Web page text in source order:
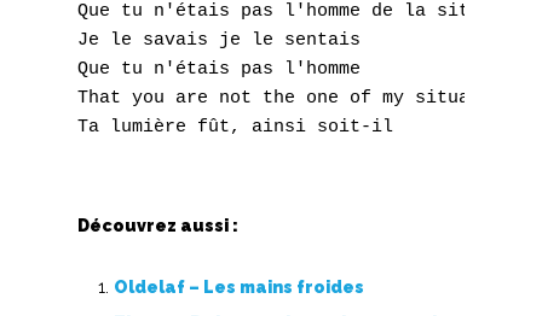
Que tu n'étais pas l'homme de la situation
Je le savais je le sentais
Que tu n'étais pas l'homme
That you are not the one of my situation
Découvrez aussi :
Oldelaf – Les mains froides